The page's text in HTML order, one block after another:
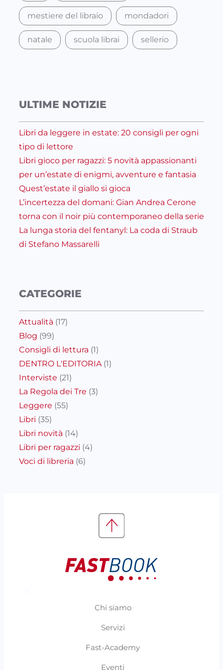
mestiere del libraio mondadori
natale scuola librai sellerio
ULTIME NOTIZIE
Libri da leggere in estate: 20 consigli per ogni
tipo di lettore
Libri gioco per ragazzi: 5 novità appassionanti
per un’estate di enigmi, avventure e fantasia
Quest’estate il giallo si gioca
L’incertezza del domani: Gian Andrea Cerone
torna con il noir più contemporaneo della serie
La lunga storia del fentanyl: La coda di Straub
di Stefano Massarelli
CATEGORIE
Attualità (17)
Blog (99)
Consigli di lettura (1)
DENTRO L'EDITORIA(1)
Interviste (21)
La Regola dei Tre (3)
Leggere (55)
Libri (35)
Libri novità (14)
Libri per ragazzi (4)
Voci di libreria (6)
Chi siamo
Servizi
Fast-Academy
Eventi